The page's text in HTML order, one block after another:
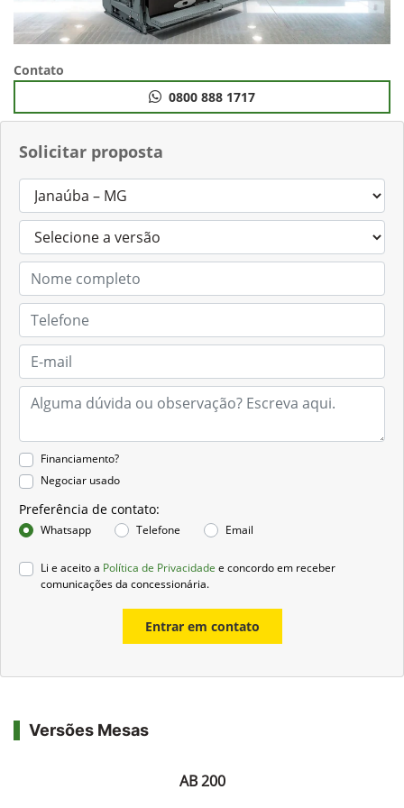
Solicitar proposta
Financiamento?
Negociar usado
Preferência de contato:
Whatsapp Telefone Email
Li e aceito a Política de Privacidade e concordo em receber
comunicações da concessionária.
Entrar em contato
Contato
0800 888 1717
Versões Mesas
AB 200